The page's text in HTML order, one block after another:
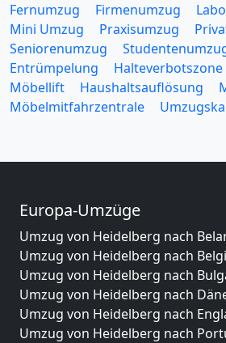
Fernumzug
Firmenumzug
Mini Umzug
Praxisumzug
Seniorenumzug
Entrümpelung
Halteverbotszone
Möbellift
Haushaltsauflösung
Möbelmitfahrzentrale
Europa-Umzüge
Umzug von Heidelberg nach
Umzug von Heidelberg nach
Umzug von Heidelberg nach
Umzug von Heidelberg nach
Umzug von Heidelberg nach
Umzug von Heidelberg nach